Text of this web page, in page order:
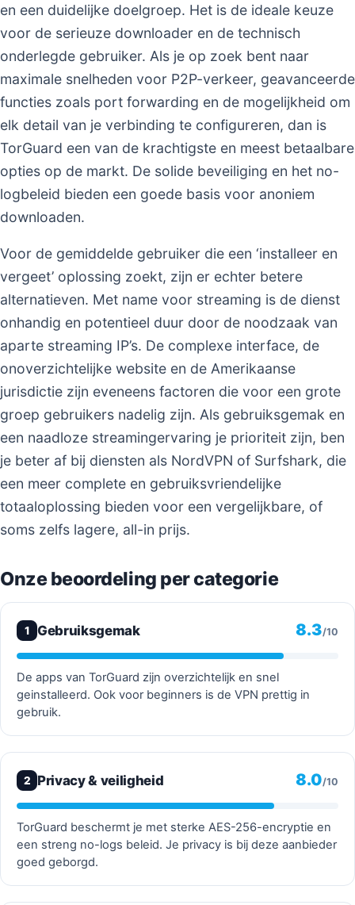
en een duidelijke doelgroep. Het is de ideale keuze
voor de serieuze downloader en de technisch
onderlegde gebruiker. Als je op zoek bent naar
maximale snelheden voor P2P-verkeer, geavanceerde
functies zoals port forwarding en de mogelijkheid om
elk detail van je verbinding te configureren, dan is
TorGuard een van de krachtigste en meest betaalbare
opties op de markt. De solide beveiliging en het no-
logbeleid bieden een goede basis voor anoniem
downloaden.
Voor de gemiddelde gebruiker die een ‘installeer en
vergeet’ oplossing zoekt, zijn er echter betere
alternatieven. Met name voor streaming is de dienst
onhandig en potentieel duur door de noodzaak van
aparte streaming IP’s. De complexe interface, de
onoverzichtelijke website en de Amerikaanse
jurisdictie zijn eveneens factoren die voor een grote
groep gebruikers nadelig zijn. Als gebruiksgemak en
een naadloze streamingervaring je prioriteit zijn, ben
je beter af bij diensten als NordVPN of Surfshark, die
een meer complete en gebruiksvriendelijke
totaaloplossing bieden voor een vergelijkbare, of
soms zelfs lagere, all-in prijs.
Onze beoordeling per categorie
1 Gebruiksgemak 8.3/10
De apps van TorGuard zijn overzichtelijk en snel
geinstalleerd. Ook voor beginners is de VPN prettig in
gebruik.
2 Privacy & veiligheid 8.0/10
TorGuard beschermt je met sterke AES-256-encryptie en
een streng no-logs beleid. Je privacy is bij deze aanbieder
goed geborgd.